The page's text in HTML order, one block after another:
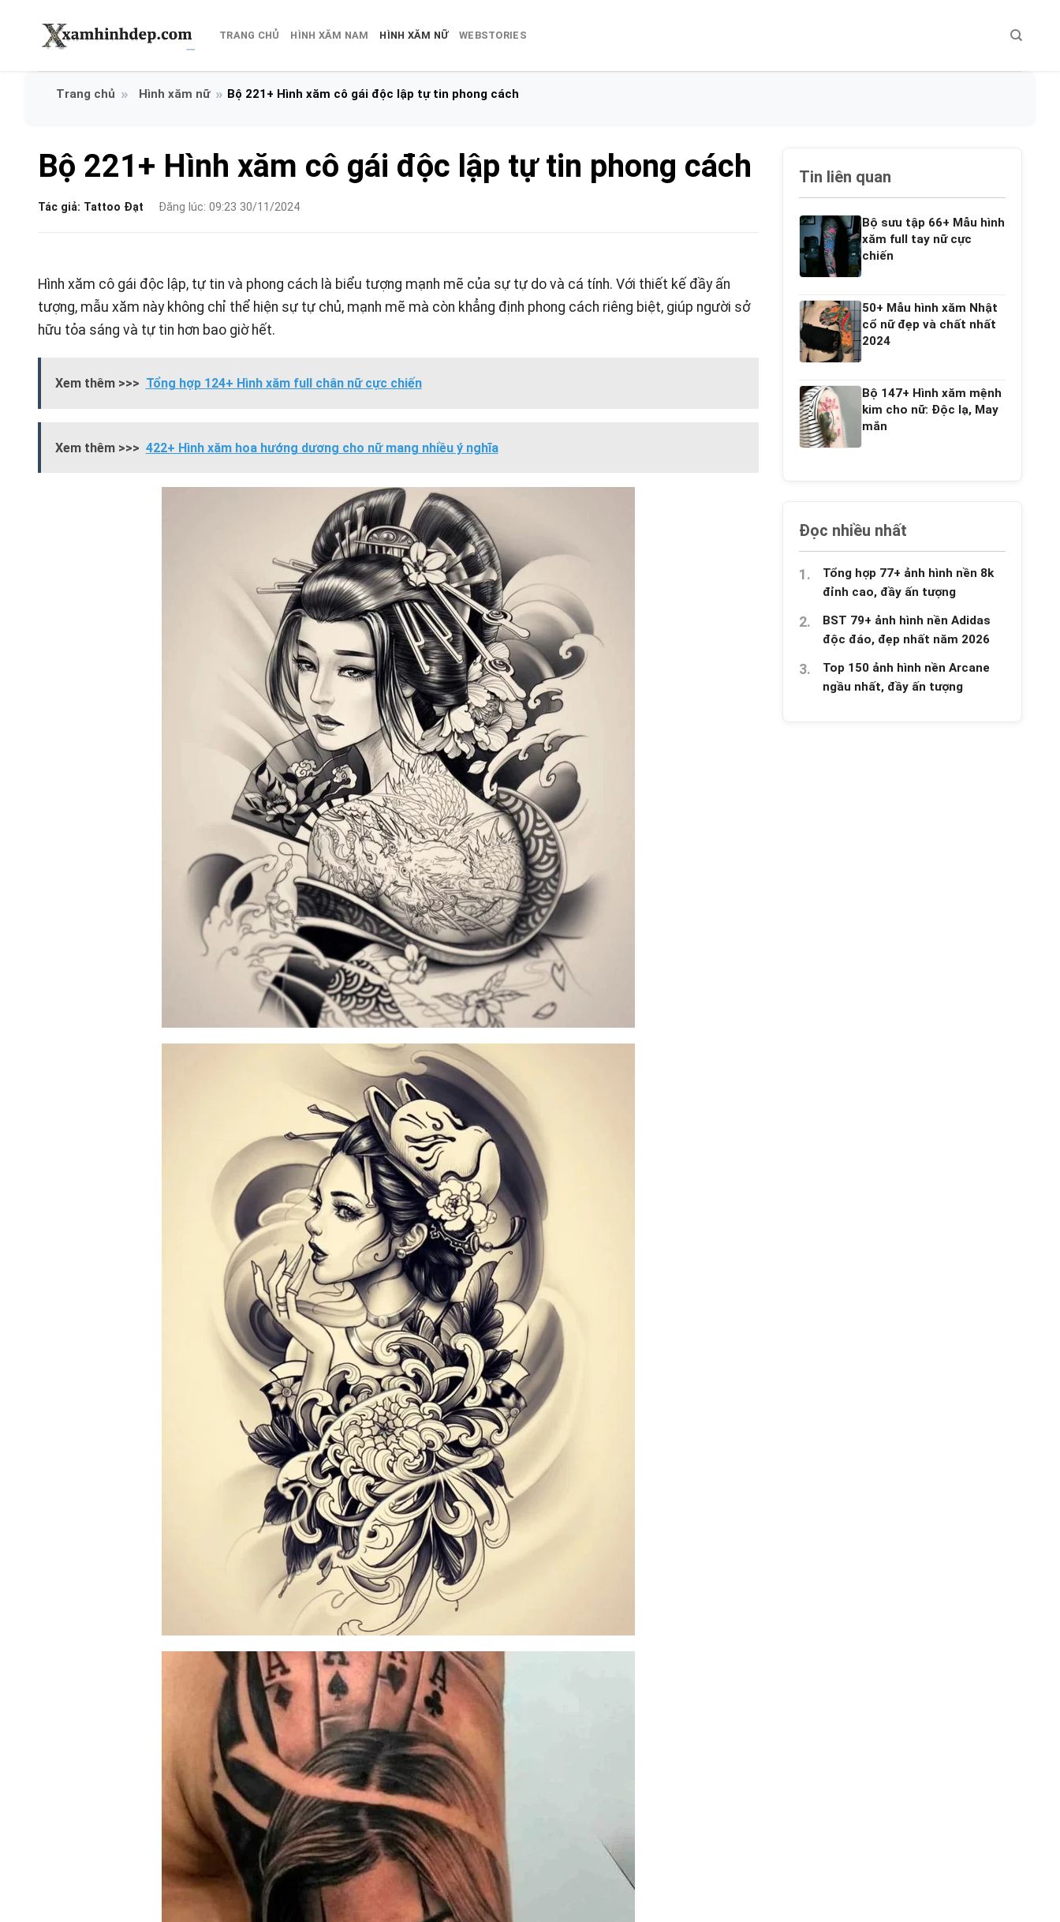
TRANG CHỦ HÌNH XĂM NAM HÌNH XĂM NỮ WEBSTORIES
Hình xăm nữ Bộ 221+ Hình xăm cô gái độc lập tự tin phong cách
Bộ 221+ Hình xăm cô gái độc lập tự tin phong cách
Tác giả: Tattoo Đạt Đăng lúc: 09:23 30/11/2024
Hình xăm cô gái độc lập, tự tin và phong cách là biểu tượng mạnh mẽ của sự tự do và cá tính. Với thiết kế đầy ấn
tượng, mẫu xăm này không chỉ thể hiện sự tự chủ, mạnh mẽ mà còn khẳng định phong cách riêng biệt, giúp người sở
hữu tỏa sáng và tự tin hơn bao giờ hết.
Xem thêm >>> Tổng hợp 124+ Hình xăm full chân nữ cực chiến
Xem thêm >>> 422+ Hình xăm hoa hướng dương cho nữ mang nhiều ý nghĩa
Tin liên quan
Bộ sưu tập 66+ Mẫu hình
xăm full tay nữ cực
chiến
50+ Mẫu hình xăm Nhật
cổ nữ đẹp và chất nhất
2024
Bộ 147+ Hình xăm mệnh
kim cho nữ: Độc lạ, May
mắn
Đọc nhiều nhất
Tổng hợp 77+ ảnh hình nền 8k
đỉnh cao, đầy ấn tượng
BST 79+ ảnh hình nền Adidas
độc đáo, đẹp nhất năm 2026
Top 150 ảnh hình nền Arcane
ngầu nhất, đầy ấn tượng